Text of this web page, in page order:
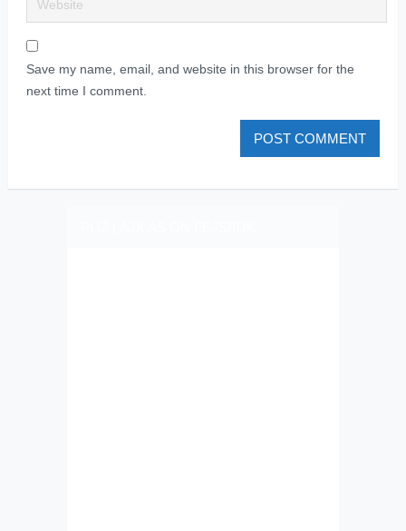
Save my name, email, and website in this browser for the
next time I comment.